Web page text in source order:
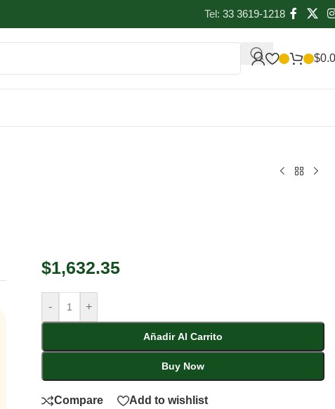
Tel:33 3619-1218
$
$1,632.35
- +
Añadir Al Carrito
Buy Now
Compare Add to wishlist